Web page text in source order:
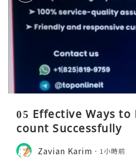
05 Effective Ways to
count Successfully
Zavian Karim 1小時前